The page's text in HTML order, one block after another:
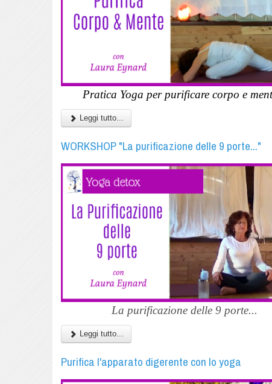
Pratica Yoga per purificare corpo e
Leggi tutto...
WORKSHOP "La purificazione delle 9 porte..."
La purificazione delle 9 porte...
Leggi tutto...
Purifica l'apparato digerente con lo yoga